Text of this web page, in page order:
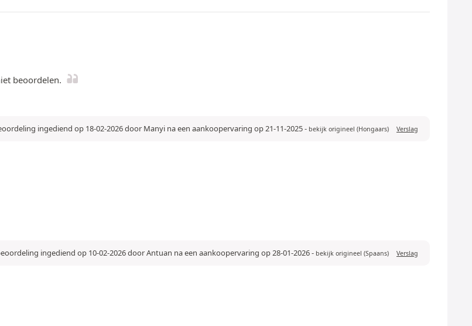
beoordelen.
ingediend op 18-02-2026 door Manyi na een aankoopervaring op 21-11-2025- bekijk origineel (Hongaars) Verslag
ingediend op 10-02-2026 door Antuan na een aankoopervaring op 28-01-2026- bekijk origineel (Spaans) Verslag